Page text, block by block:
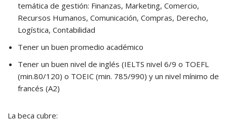
temática de gestión: Finanzas, Marketing, Comercio,
Recursos Humanos, Comunicación, Compras, Derecho,
Logística, Contabilidad
Tener un buen promedio académico
Tener un buen nivel de inglés (IELTS nivel 6/9 o TOEFL
(min.80/120) o TOEIC (min. 785/990) y un nivel mínimo de
francés (A2)
La beca cubre: